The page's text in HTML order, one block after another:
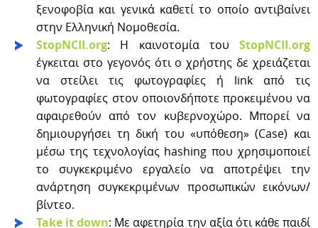
ξενοφοβία και γενικά καθετί το οποίο αντιβαίνει
στην Ελληνική Νομοθεσία.
StopΝCII.org: Η καινοτομία του StopNCII.org
έγκειται στο γεγονός ότι ο χρήστης δε χρειάζεται
να στείλει τις φωτογραφίες ή link από τις
φωτογραφίες στον οποιονδήποτε προκειμένου να
αφαιρεθούν από τον κυβερνοχώρο. Μπορεί να
δημιουργήσει τη δική του «υπόθεση» (Case) και
μέσω της τεχνολογίας hashing που χρησιμοποιεί
το συγκεκριμένο εργαλείο να αποτρέψει την
ανάρτηση συγκεκριμένων προσωπικών εικόνων/
βίντεο.
Take itdown: Με αφετηρία την αξία ότι κάθε παιδί